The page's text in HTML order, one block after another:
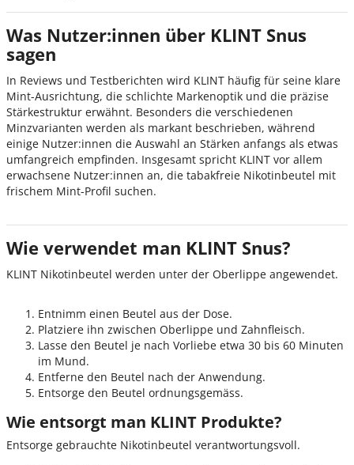
Was Nutzer:innen über KLINT Snus
sagen
In Reviews und Testberichten wird KLINT häufig für seine klare
Mint-Ausrichtung, die schlichte Markenoptik und die präzise
Stärkestruktur erwähnt. Besonders die verschiedenen
Minzvarianten werden als markant beschrieben, während
einige Nutzer:innen die Auswahl an Stärken anfangs als etwas
umfangreich empfinden. Insgesamt spricht KLINT vor allem
erwachsene Nutzer:innen an, die tabakfreie Nikotinbeutel mit
frischem Mint-Profil suchen.
Wie verwendet man KLINT Snus?
KLINT Nikotinbeutel werden unter der Oberlippe angewendet.
Entnimm einen Beutel aus der Dose.
Platziere ihn zwischen Oberlippe und Zahnfleisch.
Lasse den Beutel je nach Vorliebe etwa 30 bis 60 Minuten
im Mund.
Entferne den Beutel nach der Anwendung.
Entsorge den Beutel ordnungsgemäss.
Wie entsorgt man KLINT Produkte?
Entsorge gebrauchte Nikotinbeutel verantwortungsvoll.